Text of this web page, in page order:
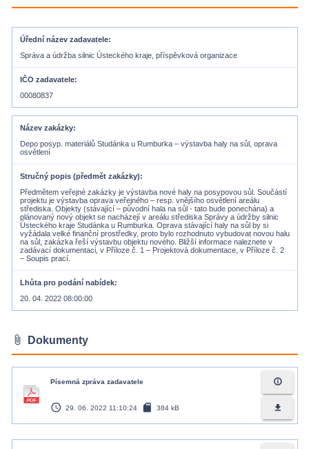
Úřední název zadavatele
Správa a údržba silnic Ústeckého kraje, příspěvková organizace
IČO zadavatele
00080837
Název zakázky
Depo posyp. materiálů Studánka u Rumburka – výstavba haly na sůl, oprava
osvětlení
Stručný popis (předmět zakázky)
Předmětem veřejné zakázky je výstavba nové haly na posypovou sůl. Součástí
projektu je výstavba oprava veřejného – resp. vnějšího osvětlení areálu
střediska. Objekty (stávající – původní hala na sůl - tato bude ponechána) a
plánovaný nový objekt se nacházejí v areálu střediska Správy a údržby silnic
Ústeckého kraje Studánka u Rumburka. Oprava stávající haly na sůl by si
vyžádala velké finanční prostředky, proto bylo rozhodnuto vybudovat novou halu
na sůl, zakázka řeší výstavbu objektu nového. Bližší informace naleznete v
zadávací dokumentaci, v Příloze č. 1 – Projektová dokumentace, v Příloze č. 2
– Soupis prací.
Lhůta pro podání nabídek
20. 04. 2022 08:00:00
attach_file Dokumenty
Písemná zpráva zadavatele
access_time 29. 06. 2022 11:10:24 sd_card 384 kB
info_outline
file_download